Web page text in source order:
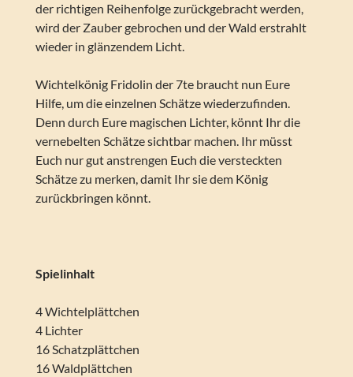
der richtigen Reihenfolge zurückgebracht werden,
wird der Zauber gebrochen und der Wald erstrahlt
wieder in glänzendem Licht.
Wichtelkönig Fridolin der 7te braucht nun Eure
Hilfe, um die einzelnen Schätze wiederzufinden.
Denn durch Eure magischen Lichter, könnt Ihr die
vernebelten Schätze sichtbar machen. Ihr müsst
Euch nur gut anstrengen Euch die versteckten
Schätze zu merken, damit Ihr sie dem König
zurückbringen könnt.
Spielinhalt
4 Wichtelplättchen
4 Lichter
16 Schatzplättchen
16 Waldplättchen